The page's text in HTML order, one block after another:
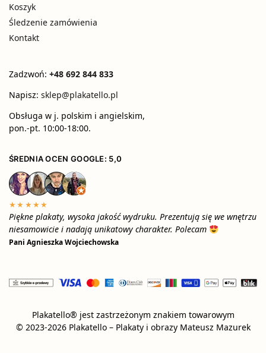
Koszyk
Śledzenie zamówienia
Kontakt
Zadzwoń: +48 692 844 833
Napisz: sklep@plakatello.pl
Obsługa w j. polskim i angielskim,
pon.-pt. 10:00-18:00.
ŚREDNIA OCEN GOOGLE: 5,0
★★★★★
Piękne plakaty, wysoka jakość wydruku. Prezentują się we wnętrzu
niesamowicie i nadają unikatowy charakter. Polecam
Pani Agnieszka Wojciechowska
Plakatello® jest zastrzeżonym znakiem towarowym
© 2023-2026 Plakatello – Plakaty i obrazy Mateusz Mazurek